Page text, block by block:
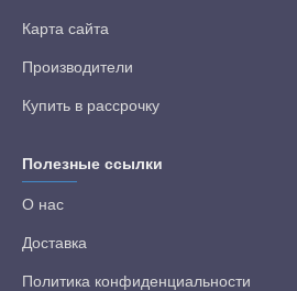
Карта сайта
Производители
Купить в рассрочку
Полезные ссылки
О нас
Доставка
Политика конфиденциальности